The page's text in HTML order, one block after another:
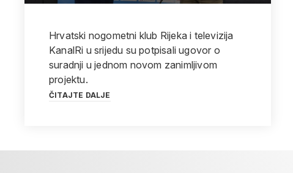
Hrvatski nogometni klub Rijeka i televizija
KanalRi u srijedu su potpisali ugovor o
suradnji u jednom novom zanimljivom
projektu.
ČITAJTE DALJE